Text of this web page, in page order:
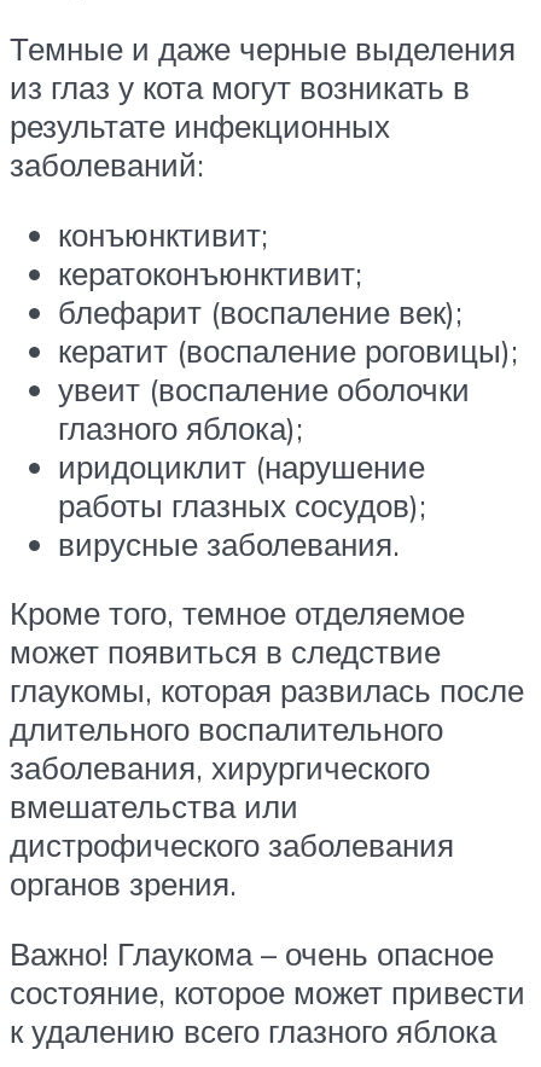
Темные и даже черные выделения
из глаз у кота могут возникать в
результате инфекционных
заболеваний:
конъюнктивит;
кератоконъюнктивит;
блефарит (воспаление век);
кератит (воспаление роговицы);
увеит (воспаление оболочки
глазного яблока);
иридоциклит (нарушение
работы глазных сосудов);
вирусные заболевания.
Кроме того, темное отделяемое
может появиться в следствие
глаукомы, которая развилась после
длительного воспалительного
заболевания, хирургического
вмешательства или
дистрофического заболевания
органов зрения.
Важно! Глаукома – очень опасное
состояние, которое может привести
к удалению всего глазного яблока